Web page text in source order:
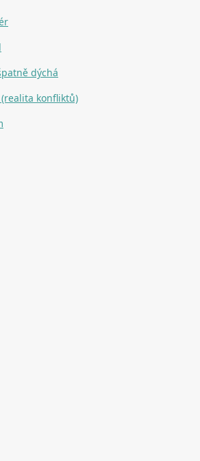
dýchá
(realita konfliktů)